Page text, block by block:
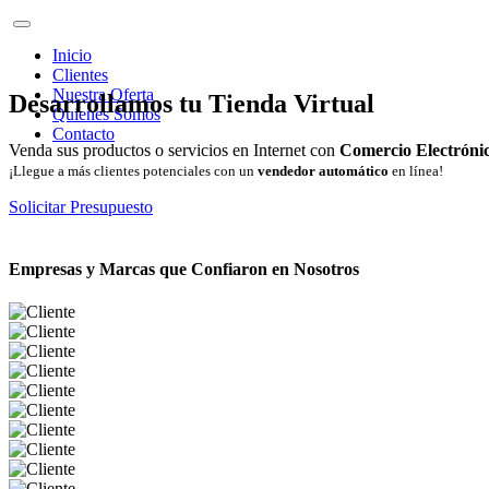
Inicio
Clientes
Nuestra Oferta
Quienes Somos
Contacto
Desarrollamos tu Tienda Virtual
Venda sus productos o servicios en Internet con Comercio
¡Llegue a más clientes potenciales con un vendedor automático en línea!
Solicitar Presupuesto
Empresas y Marcas que Confiaron en Nosotros